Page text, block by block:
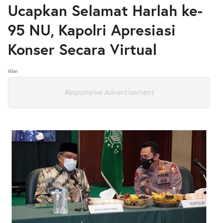
Ucapkan Selamat Harlah ke-
95 NU, Kapolri Apresiasi
Konser Secara Virtual
Iklan
Responsive Advertisement